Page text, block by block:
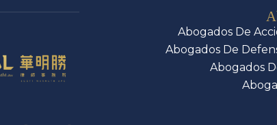
Abogados De
Abogados De
Abogados